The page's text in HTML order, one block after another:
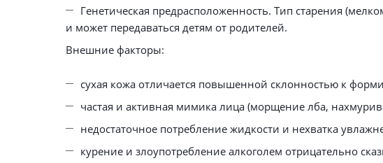
Генетическая предрасположенность. Тип старения
и может передаваться детям от родителей.
Внешние факторы:
сухая кожа отличается повышенной склонностью к
частая и активная мимика лица (морщение лба,
недостаточное потребление жидкости и нехватка
курение и злоупотребление алкоголем отрицательно